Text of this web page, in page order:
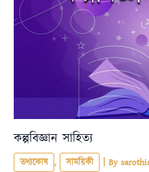
কল্পবিজ্ঞান সাহিত্য
তথ্যকোষ , সাময়িকী | By